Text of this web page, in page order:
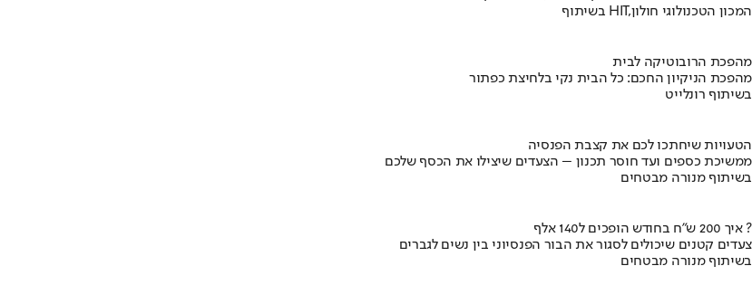
בשיתוף HIT,המכון הטכנולוגי חולון
מהפכת הרובוטיקה לבית
מהפכת הניקיון החכם: כל הבית נקי בלחיצת כפתור
בשיתוף רונלייט
הטעויות שיחתכו לכם את קצבת הפנסיה
ממשיכת כספים ועד חוסר תכנון – הצעדים שיצילו את הכסף שלכם
בשיתוף מנורה מבטחים
איך 200 ש"ח בחודש הופכים ל140 אלף ?
צעדים קטנים שיכולים לסגור את הבור הפנסיוני בין נשים לגברים
בשיתוף מנורה מבטחים